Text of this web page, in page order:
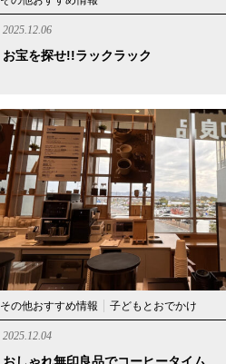
2025.12.06
お宝を探せ!!ラックラック
その他おすすめ情報 子どもとおでかけ
2025.12.04